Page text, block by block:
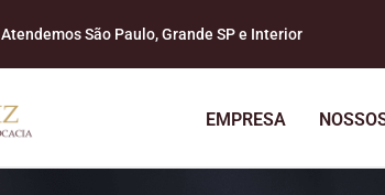
Atendemos São Paulo, Grande SP e Interior
EMPRESA